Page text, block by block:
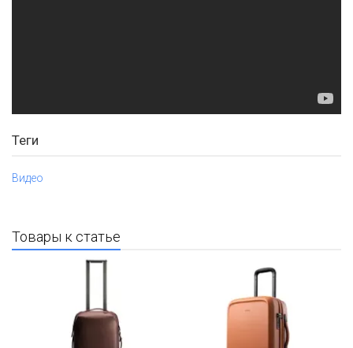
Теги
Видео
Товары к статье